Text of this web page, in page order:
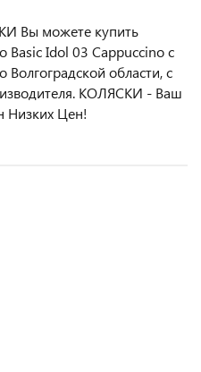
Вы можете купить
Basic Idol 03 Cappuccino с
Волгоградской области, с
КОЛЯСКИ - Ваш
Низких Цен!